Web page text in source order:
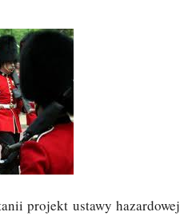
projekt ustawy hazardowej